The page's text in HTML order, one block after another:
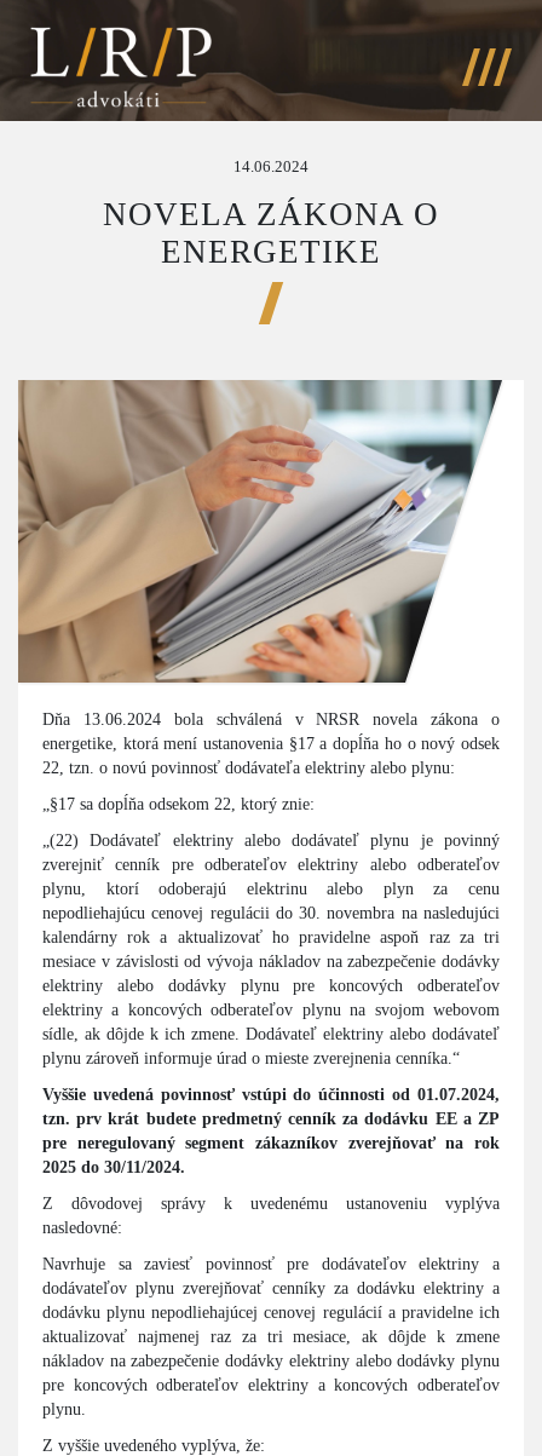
14.06.2024
NOVELA ZÁKONA O
ENERGETIKE
Dňa 13.06.2024 bola schválená v NRSR novela zákona o
energetike, ktorá mení ustanovenia §17 a dopĺňa ho o nový odsek
22, tzn. o novú povinnosť dodávateľa elektriny alebo plynu:
„§17 sa dopĺňa odsekom 22, ktorý znie:
„(22) Dodávateľ elektriny alebo dodávateľ plynu je povinný
zverejniť cenník pre odberateľov elektriny alebo odberateľov
plynu, ktorí odoberajú elektrinu alebo plyn za cenu
nepodliehajúcu cenovej regulácii do 30. novembra na nasledujúci
kalendárny rok a aktualizovať ho pravidelne aspoň raz za tri
mesiace v závislosti od vývoja nákladov na zabezpečenie dodávky
elektriny alebo dodávky plynu pre koncových odberateľov
elektriny a koncových odberateľov plynu na svojom webovom
sídle, ak dôjde k ich zmene. Dodávateľ elektriny alebo dodávateľ
plynu zároveň informuje úrad o mieste zverejnenia cenníka.“
Vyššie uvedená povinnosť vstúpi do účinnosti od 01.07.2024,
tzn. prv krát budete predmetný cenník za dodávku EE a ZP
pre neregulovaný segment zákazníkov zverejňovať na rok
2025 do 30/11/2024.
Z dôvodovej správy k uvedenému ustanoveniu vyplýva
nasledovné:
Navrhuje sa zaviesť povinnosť pre dodávateľov elektriny a
dodávateľov plynu zverejňovať cenníky za dodávku elektriny a
dodávku plynu nepodliehajúcej cenovej regulácií a pravidelne ich
aktualizovať najmenej raz za tri mesiace, ak dôjde k zmene
nákladov na zabezpečenie dodávky elektriny alebo dodávky plynu
pre koncových odberateľov elektriny a koncových odberateľov
plynu.
Z vyššie uvedeného vyplýva, že: